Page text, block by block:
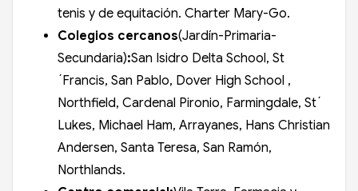
tenis y de equitación. Charter Mary-Go.
Colegios cercanos(Jardín-Primaria-
Secundaria):San Isidro Delta School, St
´Francis, San Pablo, Dover High School ,
Northfield, Cardenal Pironio, Farmingdale, St´
Lukes, Michael Ham, Arrayanes, Hans Christian
Andersen, Santa Teresa, San Ramón,
Northlands.